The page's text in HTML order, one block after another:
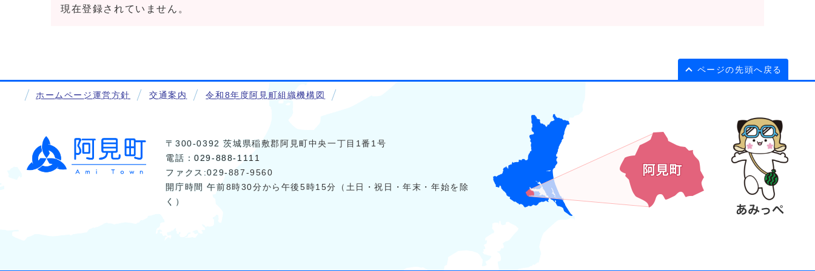
現在登録されていません。
ページの先頭へ戻る
ホームページ運営方針 交通案内 令和8年度阿見町組織機構図
〒300-0392 茨城県稲敷郡阿見町中央一丁目1番1号
電話：029-888-1111
ファクス:029-887-9560
開庁時間 午前8時30分から午後5時15分（土日・祝日・年末・年始を除
く）